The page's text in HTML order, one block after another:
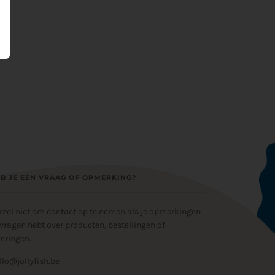
JE EEN VRAAG OF OPMERKING?
niet om contact op te nemen als je opmerkingen
hebt over producten, bestellingen of